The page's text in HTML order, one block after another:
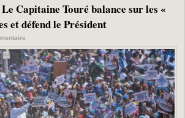
Capitaine Touré balance sur les «
et défend le Président